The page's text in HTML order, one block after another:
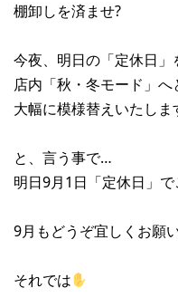
棚卸しを済ませ?
今夜、明日の「定休日」
店内「秋・冬モード」へ
大幅に模様替えいたしま
と、言う事で…
明日9月1日「定休日」
9月もどうぞ宜しくお願
それでは